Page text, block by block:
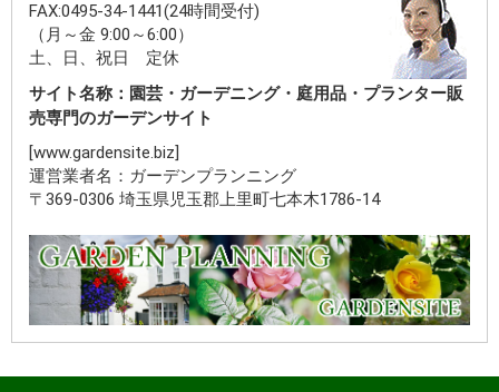
FAX:0495-34-1441(24時間受付)
（月～金 9:00～6:00）
土、日、祝日 定休
サイト名称：園芸・ガーデニング・庭用品・プランター販
売専門のガーデンサイト
[www.gardensite.biz]
運営業者名：ガーデンプランニング
〒369-0306 埼玉県児玉郡上里町七本木1786-14